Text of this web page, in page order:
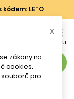
LETO

Menu
search
x
zákony na
cookies.
pro